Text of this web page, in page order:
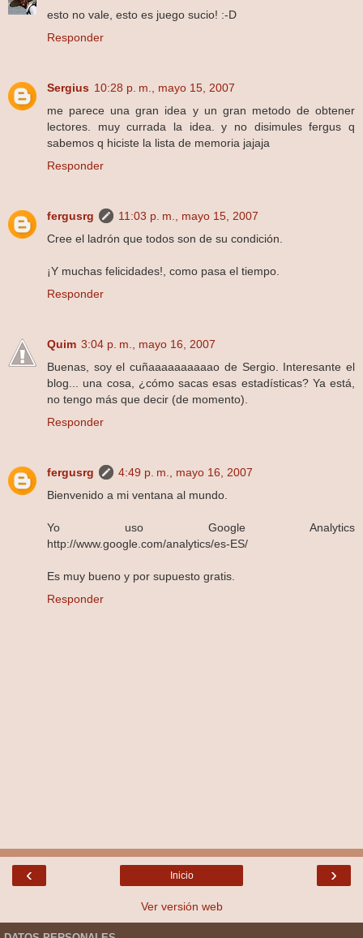
esto no vale, esto es juego sucio! :-D
Responder
Sergius 10:28 p. m., mayo 15, 2007
me parece una gran idea y un gran metodo de obtener
lectores. muy currada la idea. y no disimules fergus q
sabemos q hiciste la lista de memoria jajaja
Responder
fergusrg
11:03 p. m., mayo 15, 2007
Cree el ladrón que todos son de su condición.
¡Y muchas felicidades!, como pasa el tiempo.
Responder
Quim 3:04 p. m., mayo 16, 2007
Buenas, soy el cuñaaaaaaaaaao de Sergio. Interesante el
blog... una cosa, ¿cómo sacas esas estadísticas? Ya está,
no tengo más que decir (de momento).
Responder
fergusrg
4:49 p. m., mayo 16, 2007
Bienvenido a mi ventana al mundo.
Yo uso Google Analytics
http://www.google.com/analytics/es-ES/
Es muy bueno y por supuesto gratis.
Responder
‹ ›
Inicio
Ver versión web